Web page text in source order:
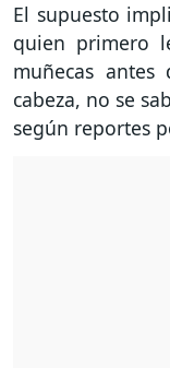
El supuesto
quien primero
muñecas
cabeza, no se
según reportes